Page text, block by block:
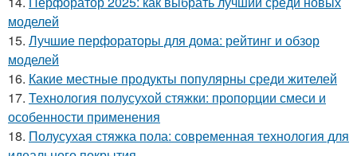
моделей
15. Лучшие перфораторы для дома: рейтинг и обзор
моделей
16. Какие местные продукты популярны среди жителей
17. Технология полусухой стяжки: пропорции смеси и
особенности применения
18. Полусухая стяжка пола: современная технология для